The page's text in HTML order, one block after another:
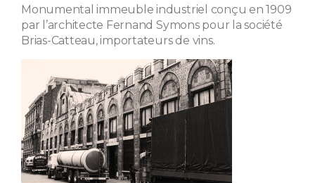
Monumental immeuble industriel conçu en 1909
par l’architecte Fernand Symons pour la société
Brias-Catteau, importateurs de vins.